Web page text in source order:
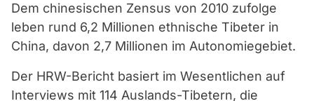
Dem chinesischen Zensus von 2010 zufolge
leben rund 6,2 Millionen ethnische Tibeter in
China, davon 2,7 Millionen im Autonomiegebiet.
Der HRW-Bericht basiert im Wesentlichen auf
Interviews mit 114 Auslands-Tibetern, die